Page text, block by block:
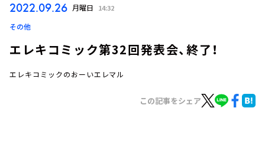
2022.09.26 月曜日 14:32
その他
エレキコミック第32回発表会、終了！
エレキコミックのおーいエレマル
この記事をシェア